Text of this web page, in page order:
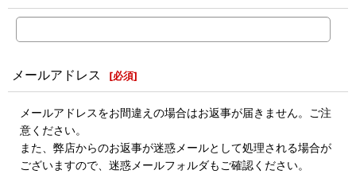
メールアドレス [必須]
メールアドレスをお間違えの場合はお返事が届きません。ご注
意ください。
また、弊店からのお返事が迷惑メールとして処理される場合が
ございますので、迷惑メールフォルダもご確認ください。